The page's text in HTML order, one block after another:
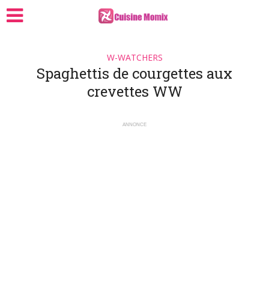
W-WATCHERS
Spaghettis de courgettes aux
crevettes WW
ANNONCE